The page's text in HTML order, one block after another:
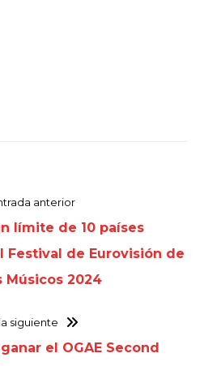
anterior
límite de 10 países
Festival de Eurovisión de
Músicos 2024
siguiente
el OGAE Second